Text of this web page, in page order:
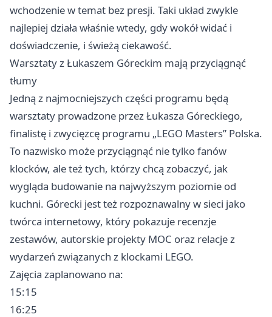
wchodzenie w temat bez presji. Taki układ zwykle
najlepiej działa właśnie wtedy, gdy wokół widać i
doświadczenie, i świeżą ciekawość.
Warsztaty z Łukaszem Góreckim mają przyciągnąć
tłumy
Jedną z najmocniejszych części programu będą
warsztaty prowadzone przez Łukasza Góreckiego,
finalistę i zwycięzcę programu „LEGO Masters” Polska.
To nazwisko może przyciągnąć nie tylko fanów
klocków, ale też tych, którzy chcą zobaczyć, jak
wygląda budowanie na najwyższym poziomie od
kuchni. Górecki jest też rozpoznawalny w sieci jako
twórca internetowy, który pokazuje recenzje
zestawów, autorskie projekty MOC oraz relacje z
wydarzeń związanych z klockami LEGO.
Zajęcia zaplanowano na:
15:15
16:25